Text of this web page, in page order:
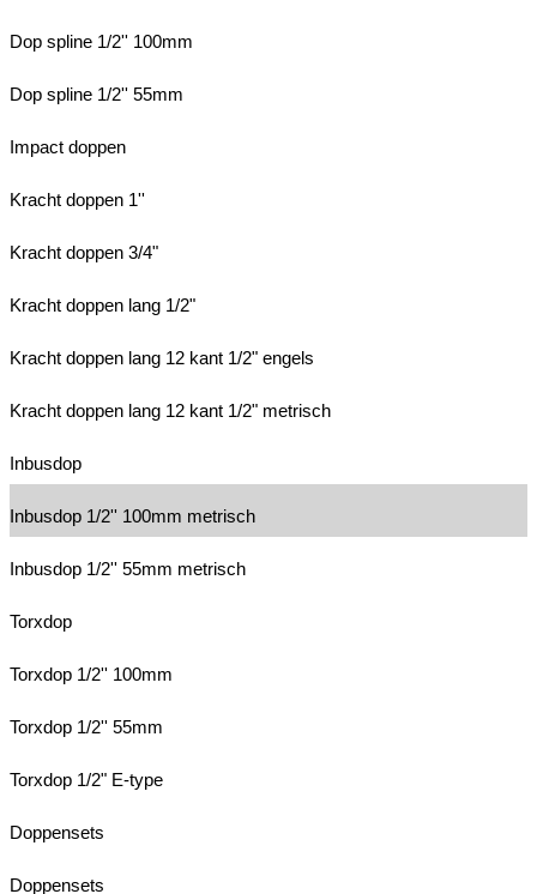
Dop spline 1/2'' 100mm
Dop spline 1/2'' 55mm
Impact doppen
Kracht doppen 1''
Kracht doppen 3/4"
Kracht doppen lang 1/2"
Kracht doppen lang 12 kant 1/2" engels
Kracht doppen lang 12 kant 1/2" metrisch
Inbusdop
Inbusdop 1/2'' 100mm metrisch
Inbusdop 1/2'' 55mm metrisch
Torxdop
Torxdop 1/2'' 100mm
Torxdop 1/2'' 55mm
Torxdop 1/2" E-type
Doppensets
Doppensets